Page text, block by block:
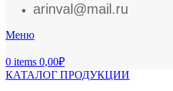
arinval@mail.ru
Меню
0 items 0,00₽
КАТАЛОГ ПРОДУКЦИИ